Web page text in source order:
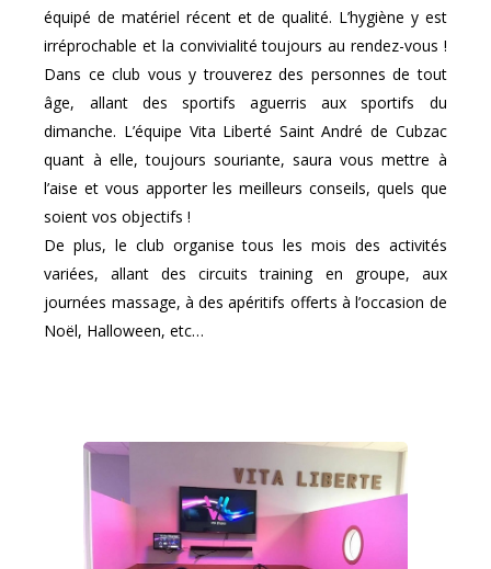
équipé de matériel récent et de qualité. L’hygiène y est
irréprochable et la convivialité toujours au rendez-vous !
Dans ce club vous y trouverez des personnes de tout
âge, allant des sportifs aguerris aux sportifs du
dimanche. L’équipe Vita Liberté Saint André de Cubzac
quant à elle, toujours souriante, saura vous mettre à
l’aise et vous apporter les meilleurs conseils, quels que
soient vos objectifs !
De plus, le club organise tous les mois des activités
variées, allant des circuits training en groupe, aux
journées massage, à des apéritifs offerts à l’occasion de
Noël, Halloween, etc…